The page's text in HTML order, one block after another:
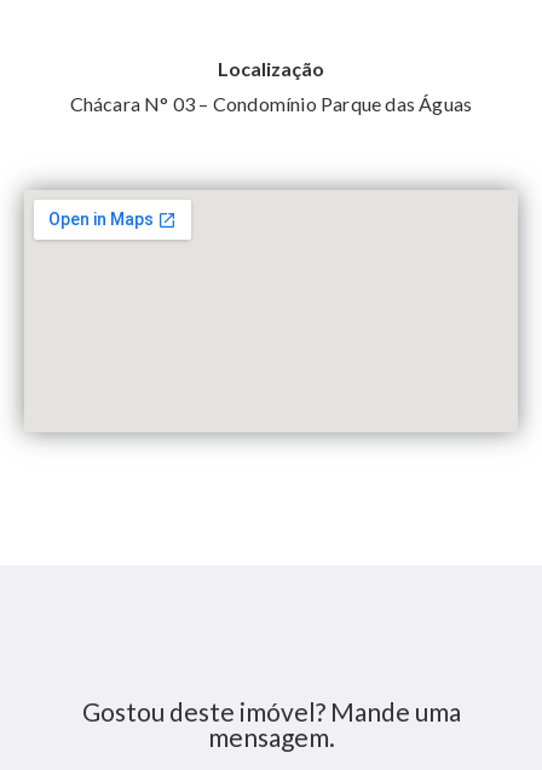
Localização
Chácara N° 03 – Condomínio Parque das Águas
Gostou deste imóvel? Mande uma
mensagem.